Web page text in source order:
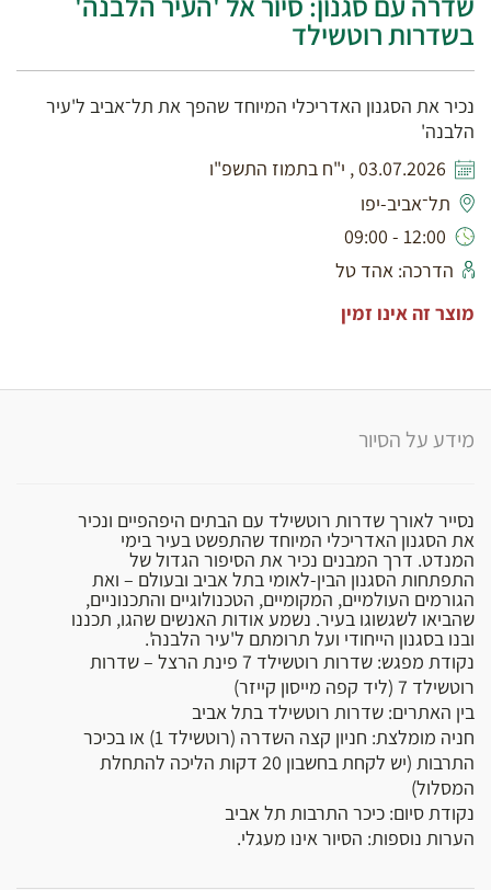
בשדרות רוטשילד
נכיר את הסגנון האדריכלי המיוחד שהפך את תל־אביב ל'עיר
הלבנה'
03.07.2026 , י"ח בתמוז התשפ"ו
תל־אביב-יפו
12:00 - 09:00
הדרכה: אהד טל
מוצר זה אינו זמין
מידע על הסיור
נסייר לאורך שדרות רוטשילד עם הבתים היפהפיים ונכיר
את הסגנון האדריכלי המיוחד שהתפשט בעיר בימי
המנדט. דרך המבנים נכיר את הסיפור הגדול של
התפתחות הסגנון הבין-לאומי בתל אביב ובעולם – ואת
הגורמים העולמיים, המקומיים, הטכנולוגיים והתכנוניים,
שהביאו לשגשוגו בעיר. נשמע אודות האנשים שהגו, תכננו
ובנו בסגנון הייחודי ועל תרומתם ל'עיר הלבנה'.
נקודת מפגש: שדרות רוטשילד 7 פינת הרצל – שדרות
רוטשילד 7 (ליד קפה מייסון קייזר)
בין האתרים: שדרות רוטשילד בתל אביב
חניה מומלצת: חניון קצה השדרה (רוטשילד 1) או בכיכר
התרבות (יש לקחת בחשבון 20 דקות הליכה להתחלת
המסלול)
נקודת סיום: כיכר התרבות תל אביב
הערות נוספות: הסיור אינו מעגלי.